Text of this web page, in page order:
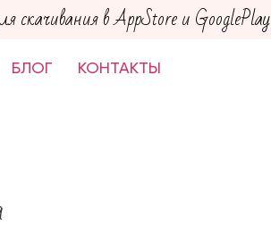
в AppStore и GooglePlay
БЛОГ КОНТАКТЫ